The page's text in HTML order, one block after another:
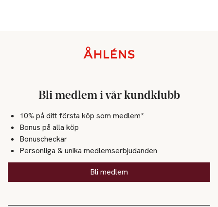
Bli medlem i vår kundklubb
10% på ditt första köp som medlem*
Bonus på alla köp
Bonuscheckar
Personliga & unika medlemserbjudanden
Bli medlem